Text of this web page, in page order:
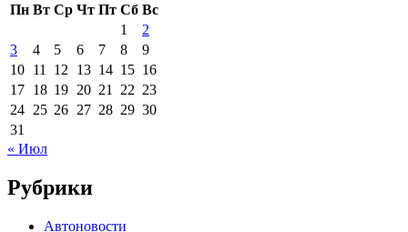
Пн Вт Ср Чт Пт Сб Вс
1
2
3
4 5 6 7 8
9
10 11 12 13 14 15 16
17 18 19 20 21 22 23
24 25 26 27 28 29 30
31
« Июл
Рубрики
Автоновости